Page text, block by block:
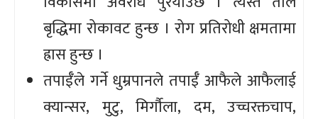
बृद्धिमा रोकावट हुन्छ । रोग प्रतिरोधी क्षमतामा
ह्रास हुन्छ ।
तपाईँले गर्ने धुम्रपानले तपाईँ आफैले आफैलाई
क्यान्सर, मुटु, मिर्गौला, दम, उच्चरक्तचाप,